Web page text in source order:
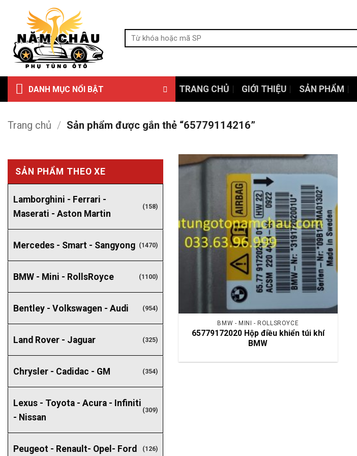
dung
Tìm
DANH MỤC NỔI BẬT TRANG CHỦ GIỚI THIỆU SẢN PHẨM
Trang chủ / Sản phẩm được gắn thẻ “65779114216”
SẢN PHẨM THEO XE
Lamborghini - Ferrari -
Maserati - Aston Martin
(158)
Mercedes - Smart - Sangyong (1470)
BMW - Mini - RollsRoyce (1100)
Bentley - Volkswagen - Audi (954)
Land Rover - Jaguar (325)
Chrysler - Cadidac - GM (354)
Lexus - Toyota - Acura - Infiniti
- Nissan
(309)
Peugeot - Renault- Opel- Ford (126)
BMW - MINI - ROLLSROYCE
65779172020 Hộp điều khiển túi khí
BMW